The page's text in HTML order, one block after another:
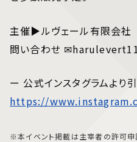
主催▶ルヴェール有限会社
問い合わせ
ー 公式インスタグラムより
https://
※本イベント掲載は主宰者の許可申